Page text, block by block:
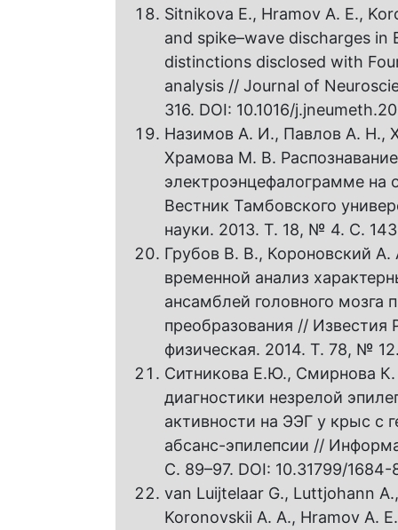
Sitnikova E., Hramov A. E.,
and spike–wave discharges in
distinctions disclosed with
analysis // Journal of
316. DOI: 10.1016/
Назимов А. И., Павлов А. Н.,
Храмова М. В.
электроэнцефалограмме на
Вестник Тамбовского
науки. 2013. Т. 18, № 4. С.
Грубов В. В., Короновский
временной анализ
ансамблей головного мозга
преобразования //
физическая. 2014. Т. 78, №
Ситникова Е.Ю., Смирнова
диагностики незрелой
активности на ЭЭГ у крыс с
абсанс-эпилепсии //
С. 89–97. DOI: 10.31799/
van Luijtelaar G., Luttjohann
Koronovskii A. A., Hramov A.